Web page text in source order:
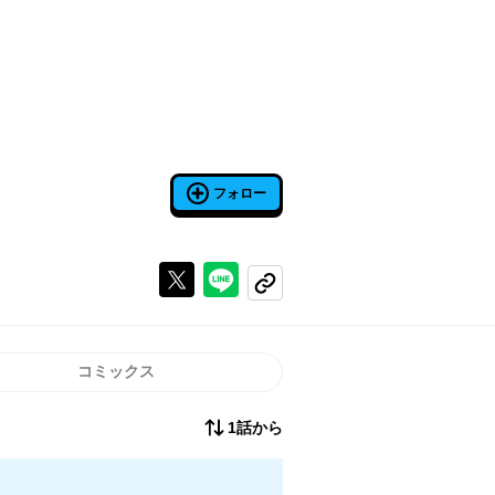
フォロー
Xで投稿するラインでシェアする
コピーする
コミックス
1話から